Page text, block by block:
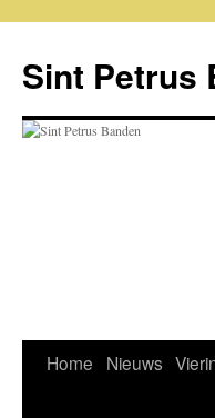
Sint Petrus
GaHome Nieuws